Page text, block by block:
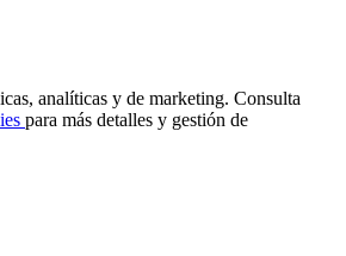
analíticas y de marketing. Consulta
para más detalles y gestión de